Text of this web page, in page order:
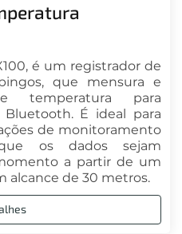
é um registrador de
que mensura e
temperatura para
É ideal para
de monitoramento
os dados sejam
a partir de um
alcance de 30 metros.